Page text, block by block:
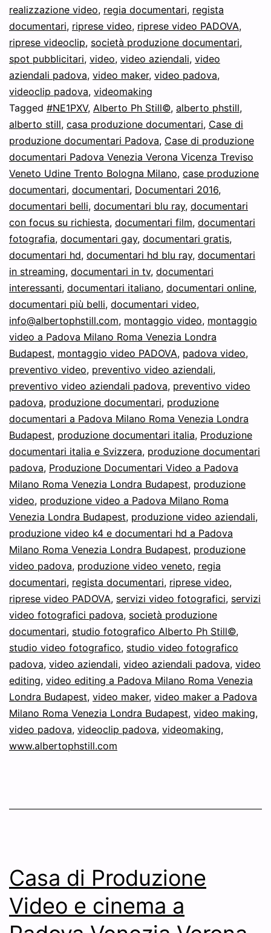
Verona
Vicenza
Treviso
Veneto
Udine
Trento
Bologna
Milano
realizzazione video, regia documentari, regista
documentari, riprese video, riprese video PADOVA,
riprese videoclip, società produzione documentari,
spot pubblicitari, video, video aziendali, video
aziendali padova, video maker, video padova,
videoclip padova, videomaking
Tagged #NE1PXV, Alberto Ph Still©, alberto phstill,
alberto still, casa produzione documentari, Case di
produzione documentari Padova, Case di produzione
documentari Padova Venezia Verona Vicenza Treviso
Veneto Udine Trento Bologna Milano, case produzione
documentari, documentari, Documentari 2016,
documentari belli, documentari blu ray, documentari
con focus su richiesta, documentari film, documentari
fotografia, documentari gay, documentari gratis,
documentari hd, documentari hd blu ray, documentari
in streaming, documentari in tv, documentari
interessanti, documentari italiano, documentari online,
documentari più belli, documentari video,
info@albertophstill.com, montaggio video, montaggio
video a Padova Milano Roma Venezia Londra
Budapest, montaggio video PADOVA, padova video,
preventivo video, preventivo video aziendali,
preventivo video aziendali padova, preventivo video
padova, produzione documentari, produzione
documentari a Padova Milano Roma Venezia Londra
Budapest, produzione documentari italia, Produzione
documentari italia e Svizzera, produzione documentari
padova, Produzione Documentari Video a Padova
Milano Roma Venezia Londra Budapest, produzione
video, produzione video a Padova Milano Roma
Venezia Londra Budapest, produzione video aziendali,
produzione video k4 e documentari hd a Padova
Milano Roma Venezia Londra Budapest, produzione
video padova, produzione video veneto, regia
documentari, regista documentari, riprese video,
riprese video PADOVA, servizi video fotografici, servizi
video fotografici padova, società produzione
documentari, studio fotografico Alberto Ph Still©,
studio video fotografico, studio video fotografico
padova, video aziendali, video aziendali padova, video
editing, video editing a Padova Milano Roma Venezia
Londra Budapest, video maker, video maker a Padova
Milano Roma Venezia Londra Budapest, video making,
video padova, videoclip padova, videomaking,
www.albertophstill.com
Casa di Produzione
Video e cinema a